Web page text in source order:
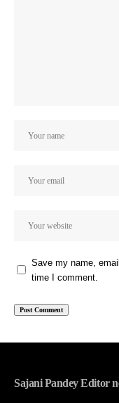
Save my name,
time I comment.
Sajani Pandey Editor